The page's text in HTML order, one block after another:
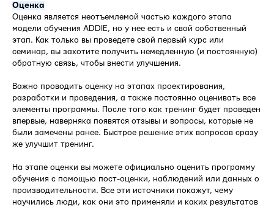
Оценка
Оценка является неотъемлемой частью каждого этапа
модели обучения ADDIE, но у нее есть и свой собственный
этап. Как только вы проведете свой первый курс или
семинар, вы захотите получить немедленную (и постоянную)
обратную связь, чтобы внести улучшения.
Важно проводить оценку на этапах проектирования,
разработки и проведения, а также постоянно оценивать все
элементы программы. После того как тренинг будет проведен
впервые, наверняка появятся отзывы и вопросы, которые не
были замечены ранее. Быстрое решение этих вопросов сразу
же улучшит тренинг.
На этапе оценки вы можете официально оценить программу
обучения с помощью пост-оценки, наблюдений или данных о
производительности. Все эти источники покажут, чему
научились люди, как они это применяли и каких результатов